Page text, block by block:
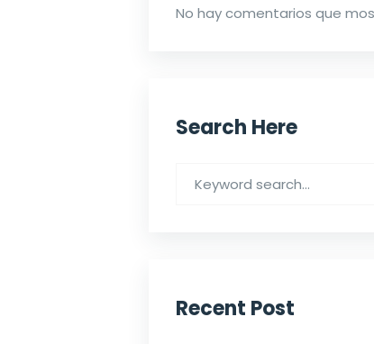
No hay comentarios que
Search Here
Recent Post